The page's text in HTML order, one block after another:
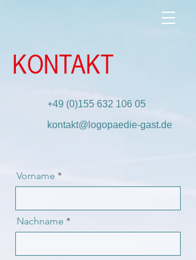
KONTAKT
+49 (0)155 632 106 05
kontakt@logopaedie-gast.de
Vorname
Nachname